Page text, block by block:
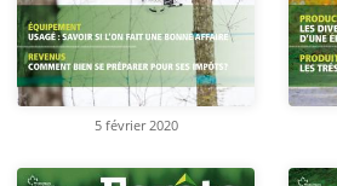
5 février 2020